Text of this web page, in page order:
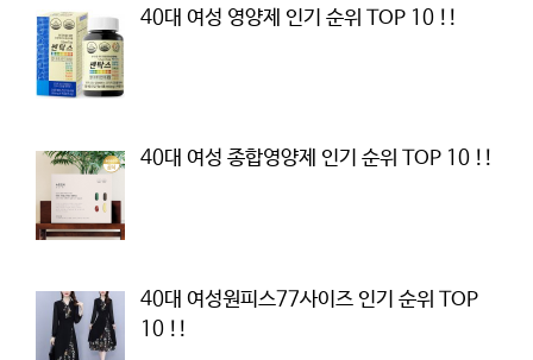
40대 여성 영양제 인기 순위 TOP 10 !!
40대 여성 종합영양제 인기 순위 TOP 10 !!
40대 여성원피스77사이즈 인기 순위 TOP
10 !!